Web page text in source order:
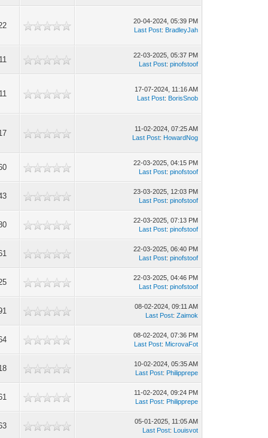
20-04-2024, 05:39 PM
Last Post: BradleyJah
22-03-2025, 05:37 PM
Last Post:pinofstoof
17-07-2024, 11:16 AM
Last Post: BorisSnob
11-02-2024, 07:25 AM
Last Post: HowardNog
22-03-2025, 04:15 PM
Last Post:pinofstoof
23-03-2025, 12:03 PM
Last Post:pinofstoof
22-03-2025, 07:13 PM
Last Post:pinofstoof
22-03-2025, 06:40 PM
Last Post:pinofstoof
22-03-2025, 04:46 PM
Last Post:pinofstoof
08-02-2024, 09:11 AM
Last Post:Zaimok
08-02-2024, 07:36 PM
Last Post: MicrovaFot
10-02-2024, 05:35 AM
Last Post: Philipprepe
11-02-2024, 09:24 PM
Last Post: Philipprepe
05-01-2025, 11:05 AM
Last Post: Louisvot